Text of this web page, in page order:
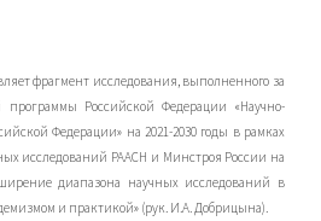
фрагмент исследования, выполненного за
программы Рос­сийской Федерации «Научно-
Федерации» на 2021-2030 годы в рамках
исследований РААСН и Минстроя России на
диапазона научных исследований в
и практикой» (рук. И.А. Добрицына).